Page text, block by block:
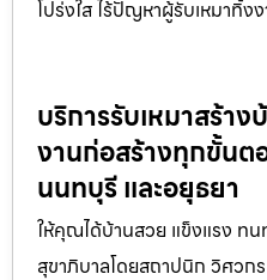
โปร่งใส ไร้ปัญหาผู้รับเหมาทิ้
บริการรับเหมาสร้า
งานก่อสร้างทุกขั้นต
นนทบุรี และอยุธยา
ให้คุณได้บ้านสวย แข็งแรง ทน
สุขาภิบาลโดยสถาปนิก วิศวก